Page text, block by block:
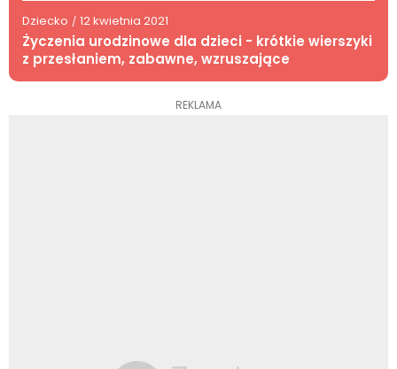
Dziecko / 12 kwietnia 2021
Życzenia urodzinowe dla dzieci - krótkie wierszyki
z przesłaniem, zabawne, wzruszające
REKLAMA